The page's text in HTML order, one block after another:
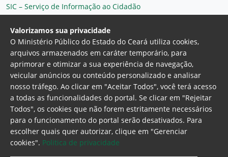
SIC – Serviço de Informação ao Cidadão
Plantão MP do Ceará
Secretaria Geral
Ministério Público do Estado do Ceará
Procuradoria Geral de Justiça Av. Gen. Afonso
Albuquerque Lima, 130 - Cambeba - CEP:
Valorizamos sua privacidade
O Ministério Público do Estado do Ceará utiliza cookies,
arquivos armazenados em caráter temporário, para
aprimorar e otimizar a sua experiência de navegação,
veicular anúncios ou conteúdo personalizado e analisar
nosso tráfego. Ao clicar em "Aceitar Todos", você terá acesso
a todas as funcionalidades do portal. Se clicar em "Rejeitar
Todos", os cookies que não forem estritamente necessários
para o funcionamento do portal serão desativados. Para
escolher quais quer autorizar, clique em "Gerenciar
cookies". Politica de privacidade